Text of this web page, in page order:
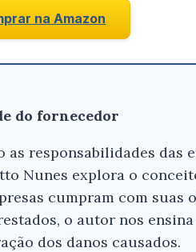
na Amazon
do fornecedor
as responsabilidades das
Nunes explora o
cumpram com suas
o autor nos
dos danos causados.